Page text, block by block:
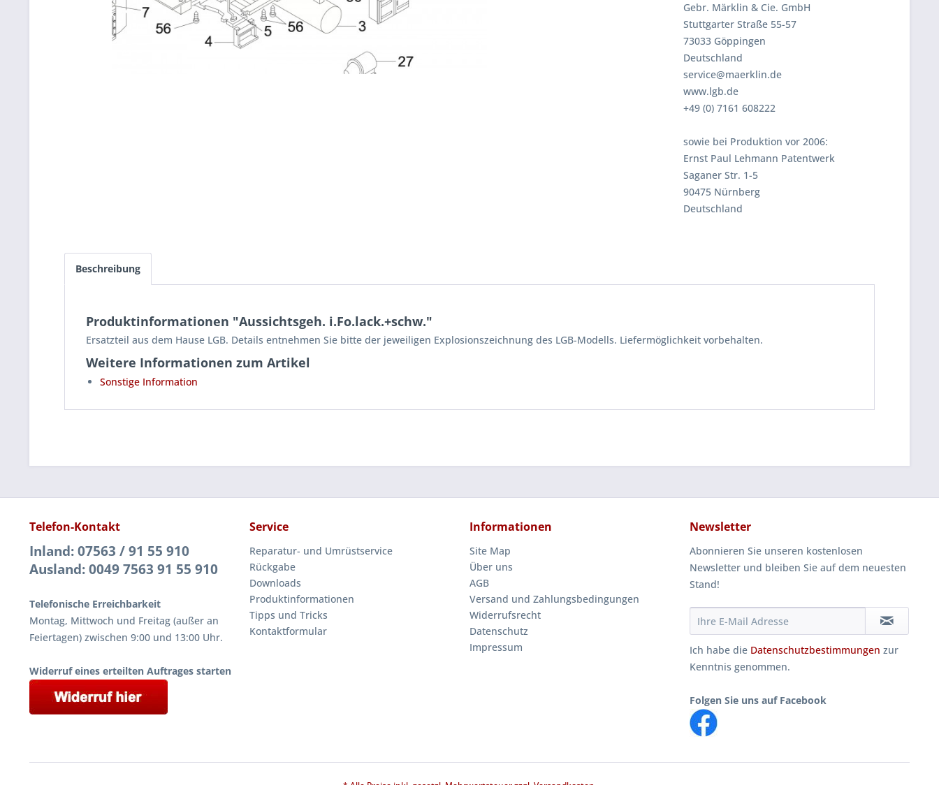
Gebr. Märklin & Cie. GmbH
Stuttgarter Straße 55-57
73033 Göppingen
Deutschland
service@maerklin.de
www.lgb.de
+49 (0) 7161 608222
sowie bei Produktion vor 2006:
Ernst Paul Lehmann Patentwerk
Saganer Str. 1-5
90475 Nürnberg
Deutschland
Beschreibung
Produktinformationen "Aussichtsgeh. i.Fo.lack.+schw."
Ersatzteil aus dem Hause LGB. Details entnehmen Sie bitte der jeweiligen Explosionszeichnung des LGB-Modells. Liefermöglichkeit vorbehalten.
Weitere Informationen zum Artikel
Sonstige Information
Telefon-Kontakt
Inland: 07563 / 91 55 910
Ausland: 0049 7563 91 55 910
Telefonische Erreichbarkeit
Montag, Mittwoch und Freitag (außer an
Feiertagen) zwischen 9:00 und 13:00 Uhr.
Widerruf eines erteilten Auftrages starten
Service
Reparatur- und Umrüstservice
Rückgabe
Downloads
Produktinformationen
Tipps und Tricks
Kontaktformular
Informationen
Site Map
Über uns
AGB
Versand und Zahlungsbedingungen
Widerrufsrecht
Datenschutz
Impressum
Newsletter
Abonnieren Sie unseren kostenlosen
Newsletter und bleiben Sie auf dem neuesten
Stand!
Ich habe die Datenschutzbestimmungen zur
Kenntnis genommen.
Folgen Sie uns auf Facebook